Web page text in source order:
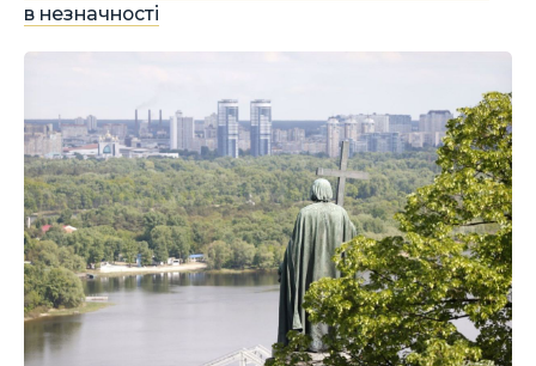
в незначності